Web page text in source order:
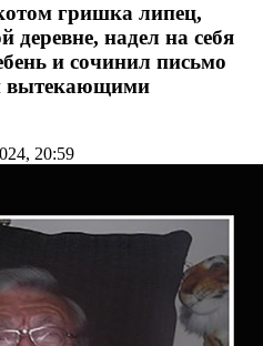
гришка липец,
деревне, надел на себя
и сочинил письмо
вытекающими
20:59